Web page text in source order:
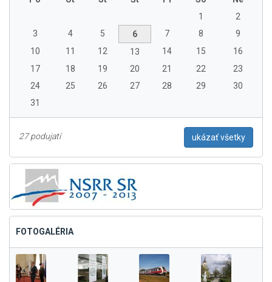
1
2
3
4 5 6 7 8
9
10
11 12 13 14 15
16
17
18 19 20 21 22
23
24
25 26 27 28 29
30
31
27 podujatí ukázať všetky
FOTOGALÉRIA